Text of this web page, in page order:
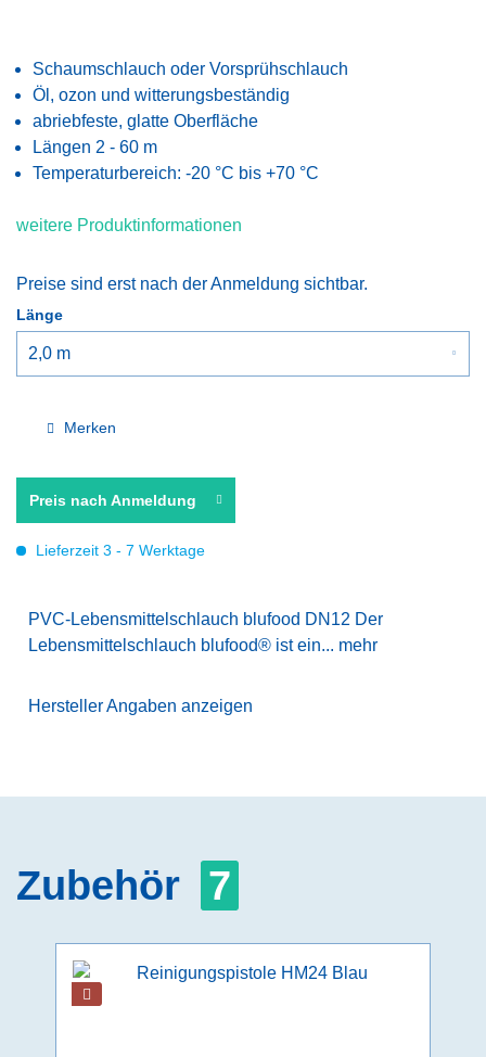
Schaumschlauch oder Vorsprühschlauch
Öl, ozon und witterungsbeständig
abriebfeste, glatte Oberfläche
Längen 2 - 60 m
Temperaturbereich: -20 °C bis +70 °C
weitere Produktinformationen
Preise sind erst nach der Anmeldung sichtbar.
Länge
Merken
Preis nach Anmeldung
Lieferzeit 3 - 7 Werktage
PVC-Lebensmittelschlauch blufood DN12 Der
Lebensmittelschlauch blufood® ist ein... mehr
Hersteller Angaben anzeigen
Zubehör 7